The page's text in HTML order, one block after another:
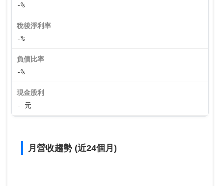
-%
稅後淨利率
-%
負債比率
-%
現金股利
- 元
月營收趨勢 (近24個月)